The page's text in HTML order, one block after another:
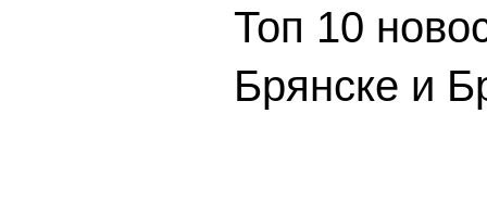
Топ 10
Брянске и